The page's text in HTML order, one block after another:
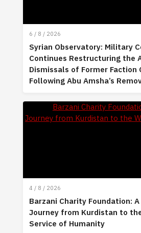
6 / 8 / 2026
Syrian Observatory: Military
Continues Restructuring the
Dismissals of Former Faction
Following Abu Amsha’s
4 / 8 / 2026
Barzani Charity Foundation:
Journey from Kurdistan to
Service of Humanity